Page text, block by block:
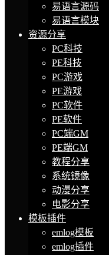
易语言源码
易语言模块
资源分享
PC科技
PE科技
PC游戏
PE游戏
PC软件
PE软件
PC端GM
PE端GM
教程分享
系统镜像
动漫分享
电影分享
模板插件
emlog模板
emlog插件